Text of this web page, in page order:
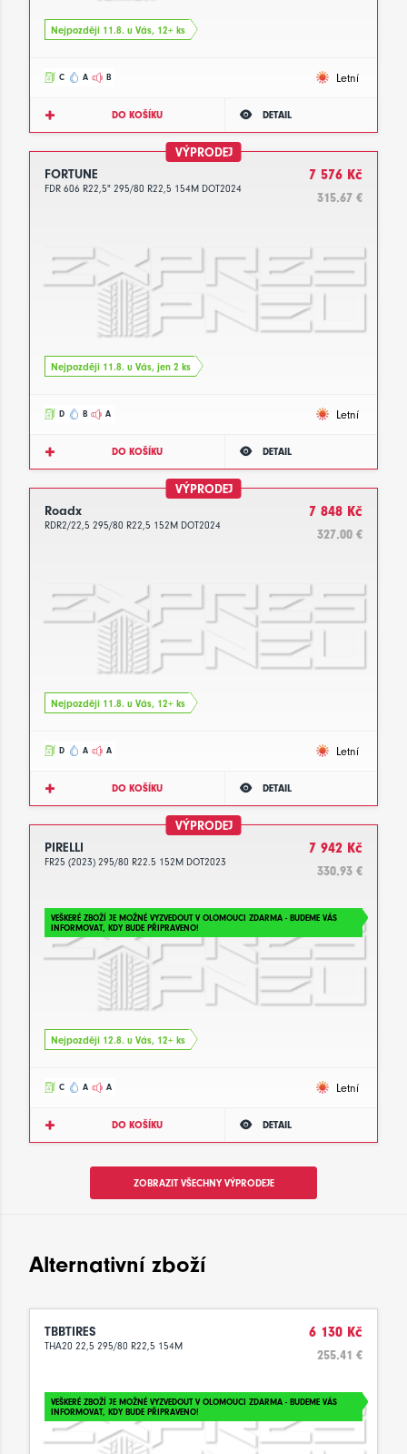
Nejpozději 11.8. u Vás, 12+ ks
C A B Letní
DO KOŠÍKU DETAIL
VÝPRODEJ
FORTUNE
FDR 606 R22,5" 295/80 R22,5 154M DOT2024
7 576 Kč
315.67 €
Nejpozději 11.8. u Vás, jen 2 ks
D B A Letní
DO KOŠÍKU DETAIL
VÝPRODEJ
Roadx
RDR2/22,5 295/80 R22,5 152M DOT2024
7 848 Kč
327.00 €
Nejpozději 11.8. u Vás, 12+ ks
D A A Letní
DO KOŠÍKU DETAIL
VÝPRODEJ
PIRELLI
FR25 (2023) 295/80 R22.5 152M DOT2023
7 942 Kč
330.93 €
VEŠKERÉ ZBOŽÍ JE MOŽNÉ VYZVEDOUT V OLOMOUCI ZDARMA - BUDEME VÁS
INFORMOVAT, KDY BUDE PŘIPRAVENO!
Nejpozději 12.8. u Vás, 12+ ks
C A A Letní
DO KOŠÍKU DETAIL
ZOBRAZIT VŠECHNY VÝPRODEJE
Alternativní zboží
TBBTIRES
THA20 22,5 295/80 R22,5 154M
6 130 Kč
255.41 €
VEŠKERÉ ZBOŽÍ JE MOŽNÉ VYZVEDOUT V OLOMOUCI ZDARMA - BUDEME VÁS
INFORMOVAT, KDY BUDE PŘIPRAVENO!